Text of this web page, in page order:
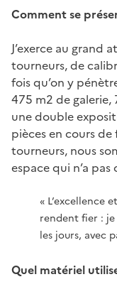
Comment se
J’exerce au grand
tourneurs, de
fois qu’on y
475 m2 de
une double
pièces en cours
tourneurs, nous
espace qui n’a
« L’excellence
rendent fier : je
les jours, avec
Quel matériel